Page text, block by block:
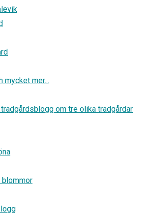
mycket mer...
om tre olika trädgårdar
blommor